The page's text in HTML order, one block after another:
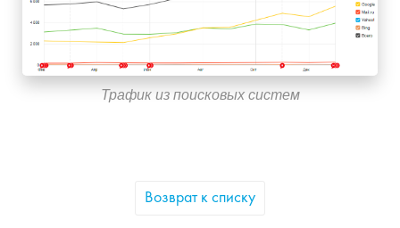
Трафик из поисковых систем
Возврат к списку